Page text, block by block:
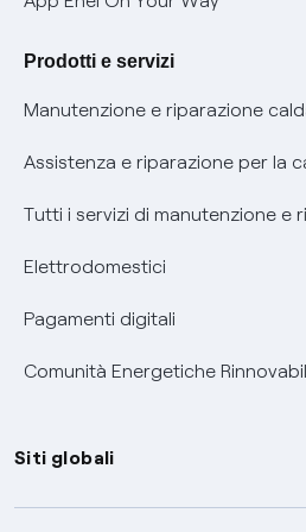
Informativa RAEE
Prodotti e servizi
Manutenzione e riparazione
Assistenza e riparazione per la
Tutti i servizi di manutenzione e
Elettrodomestici
Pagamenti digitali
Comunità Energetiche
Siti globali